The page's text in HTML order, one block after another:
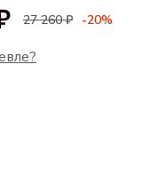
27 260 ₽ -20%